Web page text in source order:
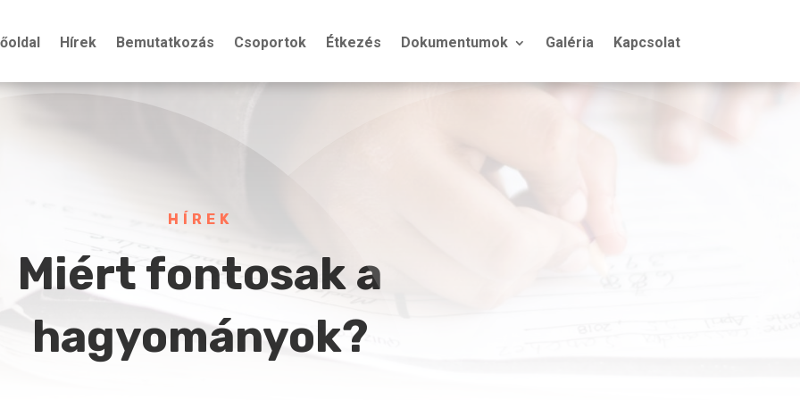
Hírek Bemutatkozás Csoportok Étkezés Dokumentumok Galéria Kapcsolat
HÍREK
Miért fontosak a
hagyományok?